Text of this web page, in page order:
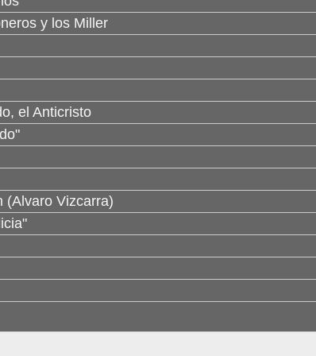
y los Miller
el Anticristo
(Alvaro Vizcarra)